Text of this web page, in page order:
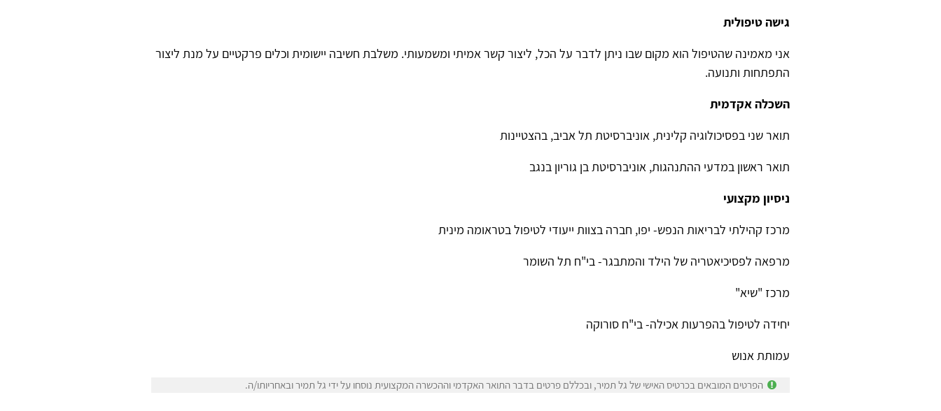
גישה טיפולית
אני מאמינה שהטיפול הוא מקום שבו ניתן לדבר על הכל, ליצור קשר אמיתי ומשמעותי. משלבת חשיבה יישומית וכלים פרקטיים על מנת ליצור
התפתחות ותנועה.
השכלה אקדמית
תואר שני בפסיכולוגיה קלינית, אוניברסיטת תל אביב, בהצטיינות
תואר ראשון במדעי ההתנהגות, אוניברסיטת בן גוריון בנגב
ניסיון מקצועי
מרכז קהילתי לבריאות הנפש- יפו, חברה בצוות ייעודי לטיפול בטראומה מינית
מרפאה לפסיכיאטריה של הילד והמתבגר- בי"ח תל השומר
מרכז "שיא"
יחידה לטיפול בהפרעות אכילה- בי"ח סורוקה
עמותת אנוש
הפרטים המובאים בכרטיס האישי של גל תמיר, ובכללם פרטים בדבר התואר האקדמי וההכשרה המקצועית נוסחו על ידי גל תמיר ובאחריותו/ה.